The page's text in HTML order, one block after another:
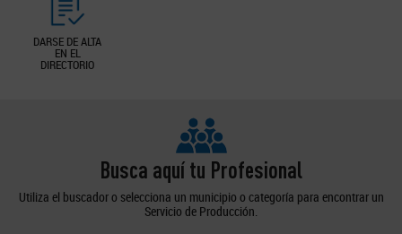
DARSE DE ALTA
EN EL
DIRECTORIO
Busca aquí tu Profesional
Utiliza el buscador o selecciona un municipio o categoría para encontrar un
Servicio de Producción.